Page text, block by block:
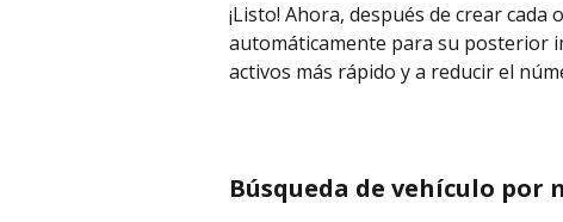
¡Listo! Ahora, después de crear
automáticamente para su posterior
activos más rápido y a reducir el
Búsqueda de vehículo por